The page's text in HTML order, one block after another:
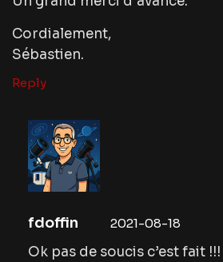
Cordialement,
Sébastien.
Reply
fdoffin 2021-08-18
Ok pas de soucis c’est fait !!!